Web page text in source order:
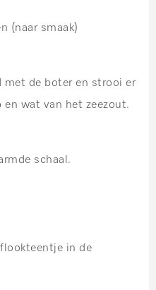
(naar smaak)
met de boter en strooi er
wat van het zeezout.
schaal.
in de